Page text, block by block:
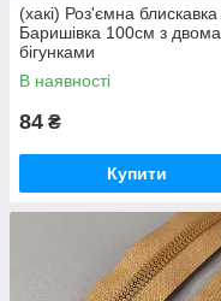
(хакі) Роз'ємна блискавка
Баришівка 100см з двома
бігунками
В наявності
84 ₴
Купити